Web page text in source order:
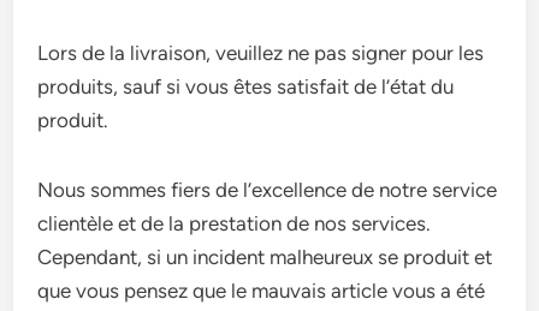
Lors de la livraison, veuillez ne pas signer pour les
produits, sauf si vous êtes satisfait de l’état du
produit.
Nous sommes fiers de l’excellence de notre service
clientèle et de la prestation de nos services.
Cependant, si un incident malheureux se produit et
que vous pensez que le mauvais article vous a été